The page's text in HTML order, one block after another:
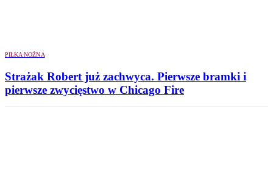
PIŁKA NOŻNA
Strażak Robert już zachwyca. Pierwsze bramki i
pierwsze zwycięstwo w Chicago Fire